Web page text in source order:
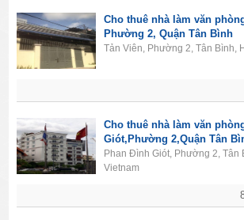
Cho thuê nhà làm văn
Phường 2, Quận Tân Bình
Tản Viên, Phường 2, Tân Bình,
Cho thuê nhà làm văn
Giót,Phường 2,Quận Tân
Phan Đình Giót, Phường 2, Tân
Vietnam